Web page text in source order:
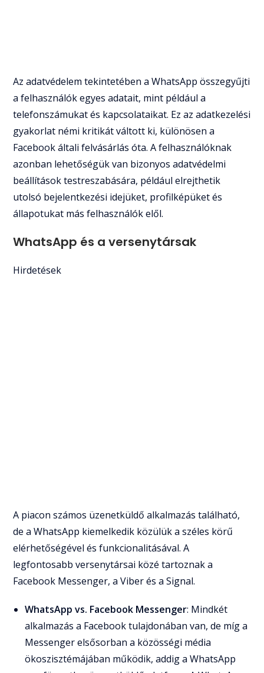
Az adatvédelem tekintetében a WhatsApp összegyűjti
a felhasználók egyes adatait, mint például a
telefonszámukat és kapcsolataikat. Ez az adatkezelési
gyakorlat némi kritikát váltott ki, különösen a
Facebook általi felvásárlás óta. A felhasználóknak
azonban lehetőségük van bizonyos adatvédelmi
beállítások testreszabására, például elrejthetik
utolsó bejelentkezési idejüket, profilképüket és
állapotukat más felhasználók elől.
WhatsApp és a versenytársak
Hirdetések
A piacon számos üzenetküldő alkalmazás található,
de a WhatsApp kiemelkedik közülük a széles körű
elérhetőségével és funkcionalitásával. A
legfontosabb versenytársai közé tartoznak a
Facebook Messenger, a Viber és a Signal.
WhatsApp vs. Facebook Messenger: Mindkét
alkalmazás a Facebook tulajdonában van, de míg a
Messenger elsősorban a közösségi média
ökoszisztémájában működik, addig a WhatsApp